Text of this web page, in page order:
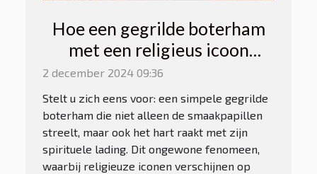
Hoe een gegrilde boterham
met een religieus icoon
mensen wereldwijd inspireert
2 december 2024 09:36
Stelt u zich eens voor: een simpele gegrilde
boterham die niet alleen de smaakpapillen
streelt, maar ook het hart raakt met zijn
spirituele lading. Dit ongewone fenomeen,
waarbij religieuze iconen verschijnen op